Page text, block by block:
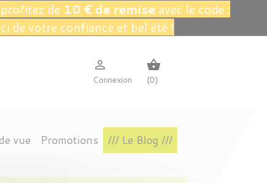
de 10 € de remise avec le code :
de votre confiance et bel été !

Connexion
shopping_basket
(0)
AVIATEUR
IRRÉGULIÈRE
POLARISÉS
CONNECTÉ
vue
L.A.EYEWORKS
VAVA EYEWEAR
Promotions /// Le Blog ///